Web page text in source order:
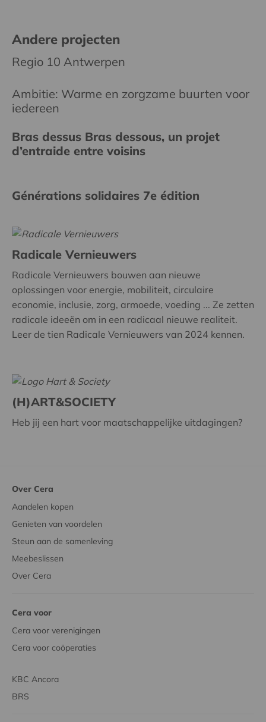
Andere projecten
Regio 10 Antwerpen
Ambitie: Warme en zorgzame buurten voor
iedereen
Bras dessus Bras dessous, un projet
d’entraide entre voisins
Générations solidaires 7e édition
Radicale Vernieuwers
Radicale Vernieuwers bouwen aan nieuwe
oplossingen voor energie, mobiliteit, circulaire
economie, inclusie, zorg, armoede, voeding ... Ze zetten
radicale ideeën om in een radicaal nieuwe realiteit.
Leer de tien Radicale Vernieuwers van 2024 kennen.
(H)ART&SOCIETY
Heb jij een hart voor maatschappelijke uitdagingen?
Over Cera
Aandelen kopen
Genieten van voordelen
Steun aan de samenleving
Meebeslissen
Over Cera
Cera voor
Cera voor verenigingen
Cera voor coöperaties
KBC Ancora
BRS